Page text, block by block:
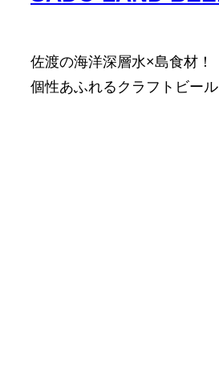
佐渡の海洋深層水×島食材！
個性あふれるクラフトビール